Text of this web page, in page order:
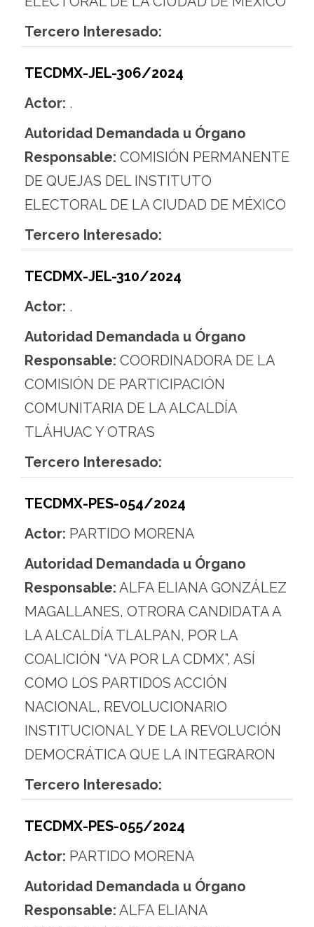
Tercero Interesado:
TECDMX-JEL-306/2024
Actor: .
Autoridad Demandada u Órgano
Responsable: COMISIÓN PERMANENTE
DE QUEJAS DEL INSTITUTO
ELECTORAL DE LA CIUDAD DE MÉXICO
Tercero Interesado:
TECDMX-JEL-310/2024
Actor: .
Autoridad Demandada u Órgano
Responsable: COORDINADORA DE LA
COMISIÓN DE PARTICIPACIÓN
COMUNITARIA DE LA ALCALDÍA
TLÁHUAC Y OTRAS
Tercero Interesado:
TECDMX-PES-054/2024
Actor: PARTIDO MORENA
Autoridad Demandada u Órgano
Responsable: ALFA ELIANA GONZÁLEZ
MAGALLANES, OTRORA CANDIDATA A
LA ALCALDÍA TLALPAN, POR LA
COALICIÓN “VA POR LA CDMX”, ASÍ
COMO LOS PARTIDOS ACCIÓN
NACIONAL, REVOLUCIONARIO
INSTITUCIONAL Y DE LA REVOLUCIÓN
DEMOCRÁTICA QUE LA INTEGRARON
Tercero Interesado:
TECDMX-PES-055/2024
Actor: PARTIDO MORENA
Autoridad Demandada u Órgano
Responsable: ALFA ELIANA